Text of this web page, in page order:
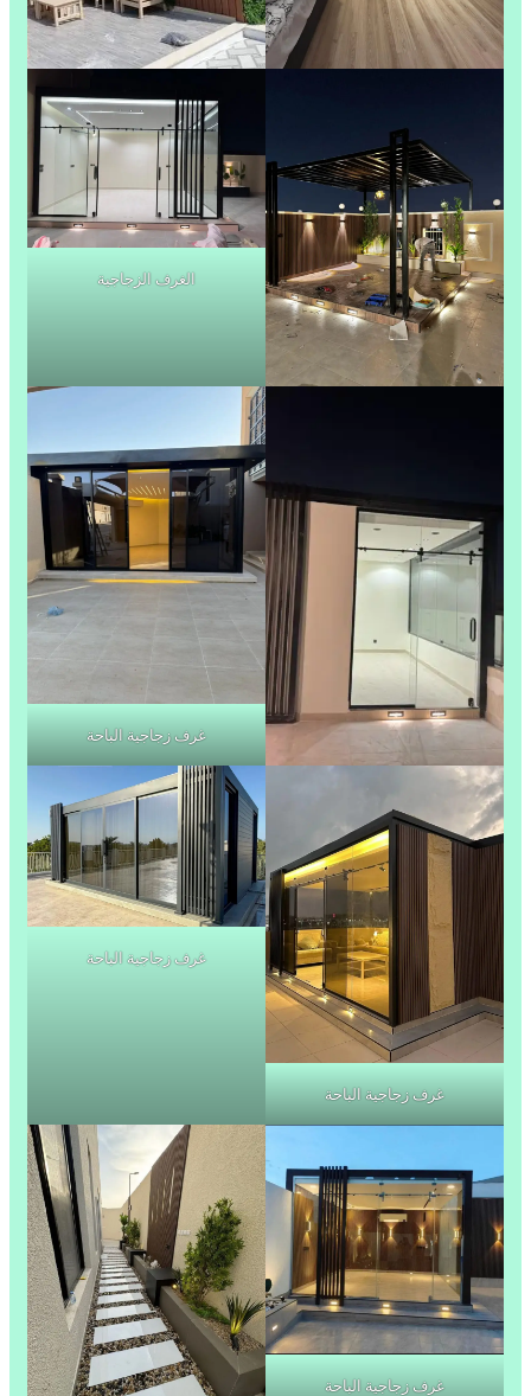
الغرف الزجاجية
غرف زجاجية الباحة
غرف زجاجية الباحة
غرف زجاجية الباحة
غرف زجاجية الباحة